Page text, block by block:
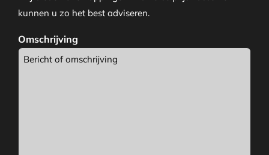
kunnen u zo het best adviseren.
Omschrijving